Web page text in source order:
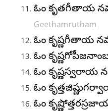
ఓం కృతగీతాయ
Geethamrutham
ఓం కృష్ణగీతాయ
ఓం
ఓం కృష్ణస్వరాయ
ఓం
ఓం